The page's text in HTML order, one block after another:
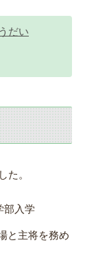
だい
た。
部入学
と主将を務め